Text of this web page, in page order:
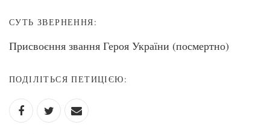
СУТЬ ЗВЕРНЕННЯ:
Присвоєння звання Героя України (посмертно)
ПОДІЛІТЬСЯ ПЕТИЦІЄЮ: